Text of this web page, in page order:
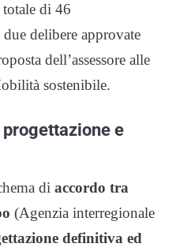
di 46
delibere approvate
dell’assessore alle
sostenibile.
e
di accordo tra
(Agenzia interregionale
definitiva ed